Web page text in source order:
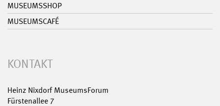
MUSEUMSSHOP
MUSEUMSCAFÉ
KONTAKT
Heinz Nixdorf MuseumsForum
Fürstenallee 7